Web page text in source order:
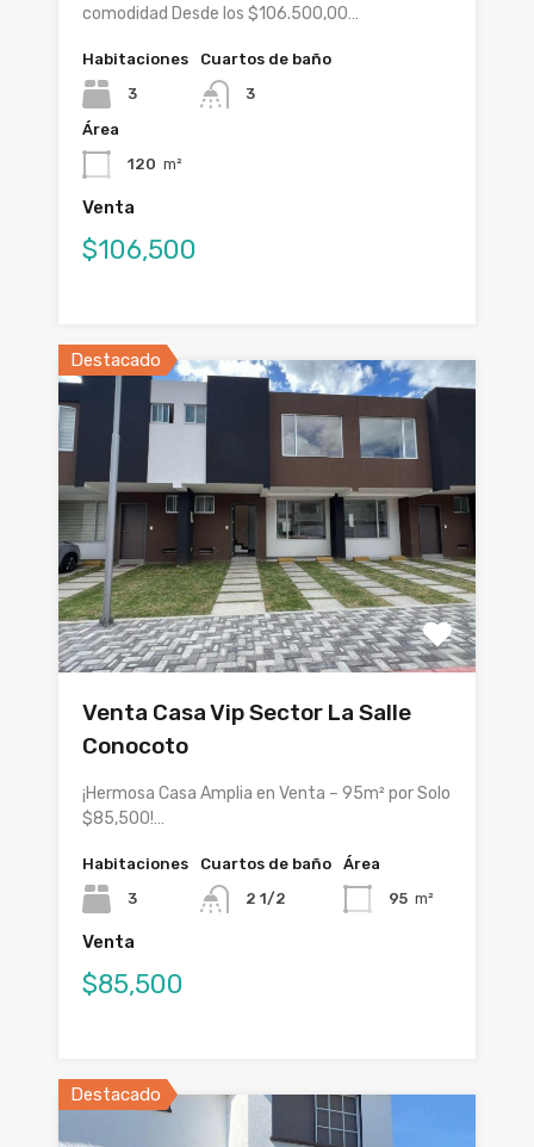
comodidad Desde los $106.500,00…
Habitaciones
3
Cuartos de baño
3
Área
120 m²
Venta
$106,500
Destacado
Venta Casa Vip Sector La Salle
Conocoto
¡Hermosa Casa Amplia en Venta – 95m² por Solo
$85,500!…
Habitaciones
3
Cuartos de baño
2 1/2
Área
95 m²
Venta
$85,500
Destacado